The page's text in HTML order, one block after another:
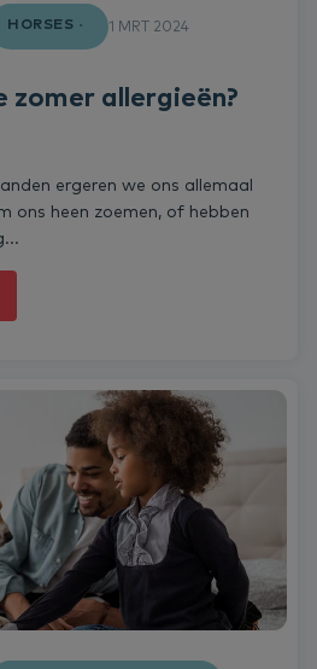
HORSES 1 MRT 2024
zomer allergieën?
ergeren we ons allemaal
ons heen zoemen, of hebben